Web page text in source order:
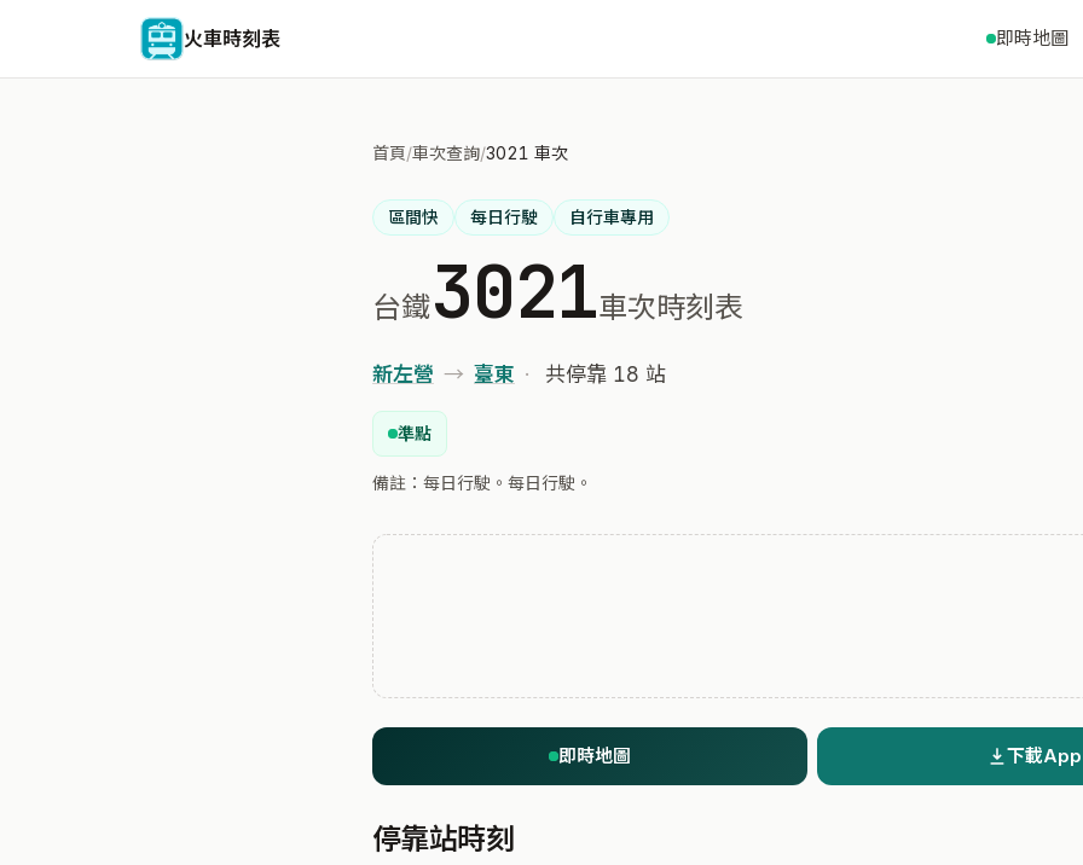
火車時刻表 即時地圖
首頁/車次查詢/3021 車次
區間快 每日行駛 自行車專用
台鐵3021車次時刻表
新左營 → 臺東 · 共停靠 18 站
準點
備註：每日行駛。每日行駛。
即時地圖 下載App
停靠站時刻